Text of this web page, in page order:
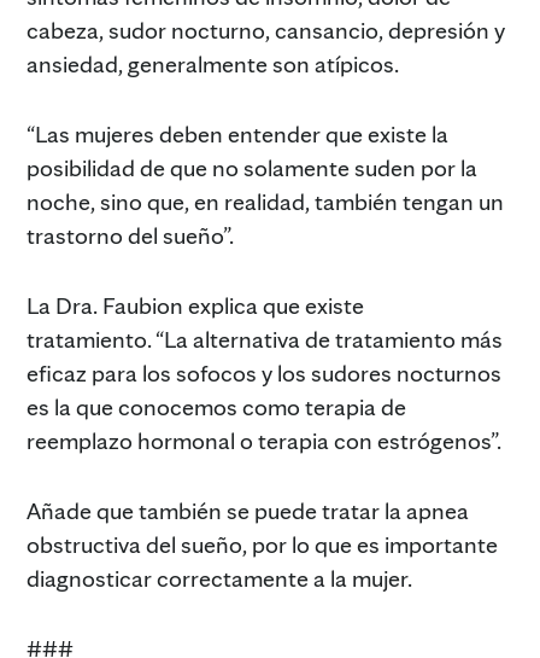
cabeza, sudor nocturno, cansancio, depresión y
ansiedad, generalmente son atípicos.
“Las mujeres deben entender que existe la
posibilidad de que no solamente suden por la
noche, sino que, en realidad, también tengan un
trastorno del sueño”.
La Dra. Faubion explica que existe
tratamiento. “La alternativa de tratamiento más
eficaz para los sofocos y los sudores nocturnos
es la que conocemos como terapia de
reemplazo hormonal o terapia con estrógenos”.
Añade que también se puede tratar la apnea
obstructiva del sueño, por lo que es importante
diagnosticar correctamente a la mujer.
###